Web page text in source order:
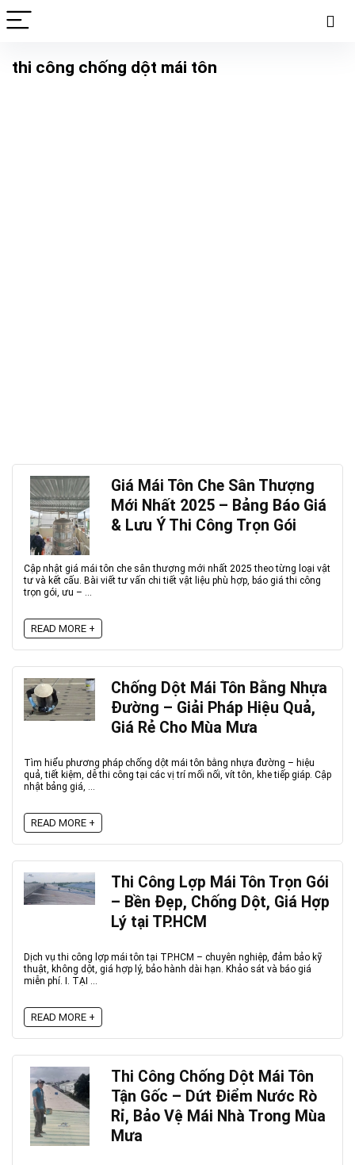
thi công chống dột mái tôn
Giá Mái Tôn Che Sân Thượng
Mới Nhất 2025 – Bảng Báo Giá
& Lưu Ý Thi Công Trọn Gói
Cập nhật giá mái tôn che sân thượng mới nhất 2025 theo từng loại vật
tư và kết cấu. Bài viết tư vấn chi tiết vật liệu phù hợp, báo giá thi công
trọn gói, ưu – ...
READ MORE +
Chống Dột Mái Tôn Bằng Nhựa
Đường – Giải Pháp Hiệu Quả,
Giá Rẻ Cho Mùa Mưa
Tìm hiểu phương pháp chống dột mái tôn bằng nhựa đường – hiệu
quả, tiết kiệm, dễ thi công tại các vị trí mối nối, vít tôn, khe tiếp giáp. Cập
nhật bảng giá, ...
READ MORE +
Thi Công Lợp Mái Tôn Trọn Gói
– Bền Đẹp, Chống Dột, Giá Hợp
Lý tại TP.HCM
Dịch vụ thi công lợp mái tôn tại TP.HCM – chuyên nghiệp, đảm bảo kỹ
thuật, không dột, giá hợp lý, bảo hành dài hạn. Khảo sát và báo giá
miễn phí. I. TẠI ...
READ MORE +
Thi Công Chống Dột Mái Tôn
Tận Gốc – Dứt Điểm Nước Rò
Rỉ, Bảo Vệ Mái Nhà Trong Mùa
Mưa